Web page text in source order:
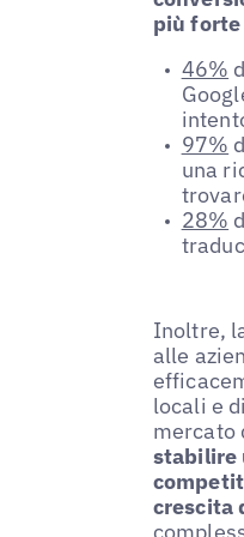
più
46%
97%
una
28%
Inoltre,
alle
locali e
mercato
stabilire
crescita